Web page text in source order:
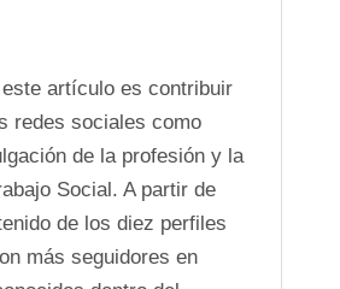
artículo es contribuir
redes sociales como
de la profesión y la
Social. A partir de
de los diez perfiles
más seguidores en